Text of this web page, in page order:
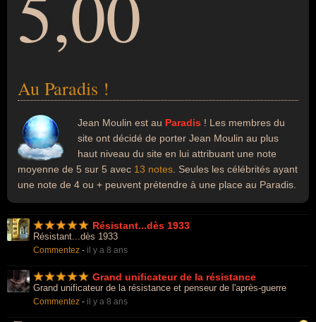
Au Paradis !
Jean Moulin est au Paradis ! Les membres du
site ont décidé de porter Jean Moulin au plus
haut niveau du site en lui attribuant une note
moyenne de 5 sur 5 avec 13 notes . Seules les célébrités ayant
une note de 4 ou + peuvent prétendre à une place au Paradis.
Résistant...dès 1933
Résistant...dès 1933
Commentez - il y a 8 ans
Grand unificateur de la résistance
Grand unificateur de la résistance et penseur de l'après-guerre
Commentez - il y a 8 ans